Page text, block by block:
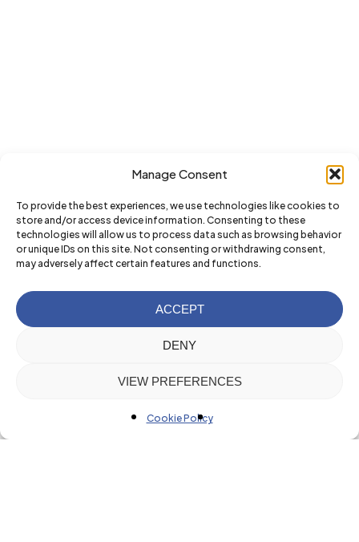
Manage Consent
To provide the best experiences, we use technologies like cookies to
store and/or access device information. Consenting to these
technologies will allow us to process data such as browsing behavior
or unique IDs on this site. Not consenting or withdrawing consent,
may adversely affect certain features and functions.
ACCEPT
DENY
VIEW PREFERENCES
Cookie Policy